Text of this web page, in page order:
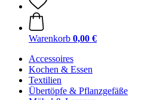
Warenkorb 0,00 €
Accessoires
Kochen & Essen
Textilien
Übertöpfe & Pflanzgefäße